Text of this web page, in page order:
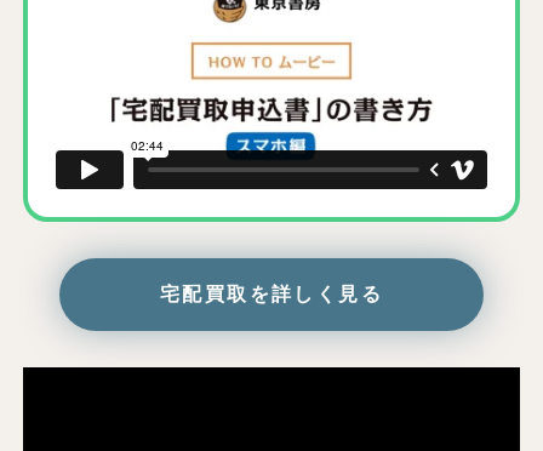
宅配買取を詳しく見る